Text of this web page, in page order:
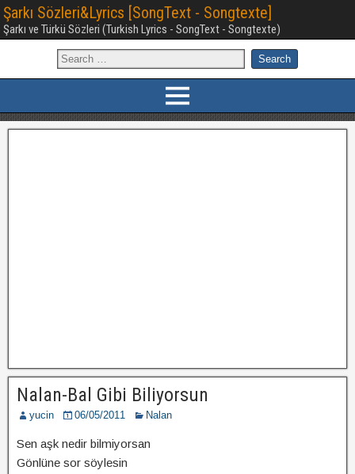
Şarkı Sözleri&Lyrics [SongText - Songtexte]
Şarkı ve Türkü Sözleri (Turkish Lyrics - SongText - Songtexte)
Nalan-Bal Gibi Biliyorsun
yucin 06/05/2011 Nalan
Sen aşk nedir bilmiyorsan
Gönlüne sor söylesin